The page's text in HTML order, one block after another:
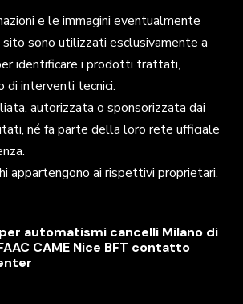
e le immagini eventualmente
sono utilizzati esclusivamente a
identificare i prodotti trattati,
interventi tecnici.
autorizzata o sponsorizzata dai
né fa parte della loro rete ufficiale
appartengono ai rispettivi proprietari.
automatismi cancelli Milano di
CAME Nice BFT contatto